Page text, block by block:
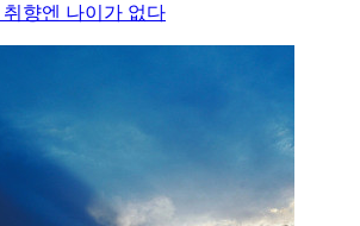
취향엔 나이가 없다